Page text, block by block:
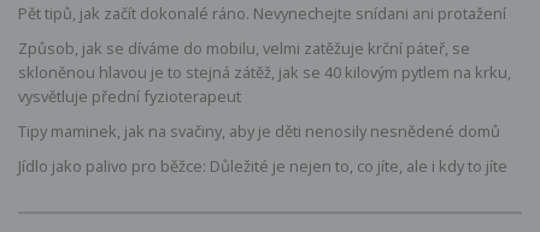
Pět tipů, jak začít dokonalé ráno. Nevynechejte snídani ani protažení
Způsob, jak se díváme do mobilu, velmi zatěžuje krční páteř, se
skloněnou hlavou je to stejná zátěž, jak se 40 kilovým pytlem na krku,
vysvětluje přední fyzioterapeut
Tipy maminek, jak na svačiny, aby je děti nenosily nesnědené domů
Jídlo jako palivo pro běžce: Důležité je nejen to, co jíte, ale i kdy to jíte